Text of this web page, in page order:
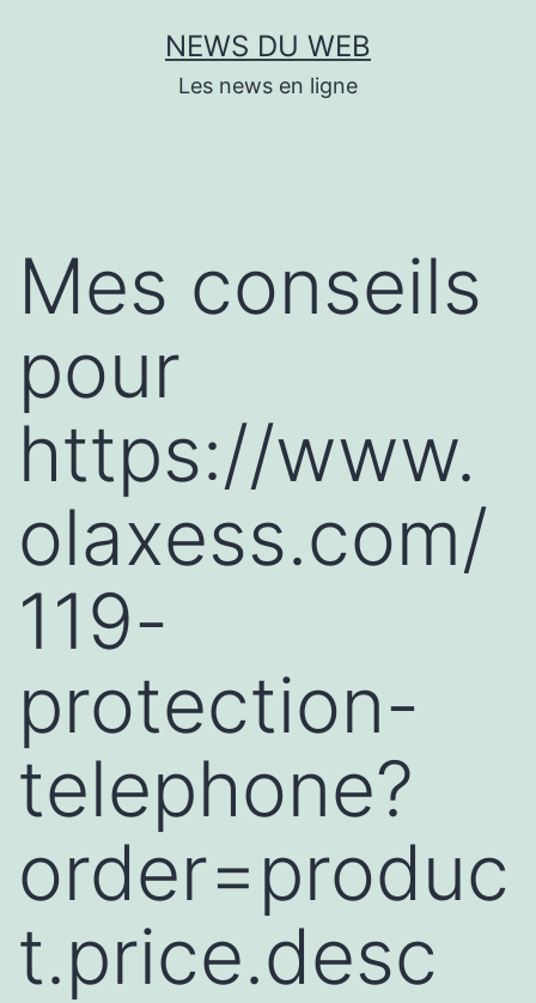
NEWS DU WEB
Les news en ligne
Mes conseils
pour
https://www.
olaxess.com/
119-
protection-
telephone?
order=produc
t.price.desc